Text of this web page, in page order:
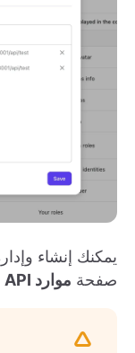
صفحة موارد API